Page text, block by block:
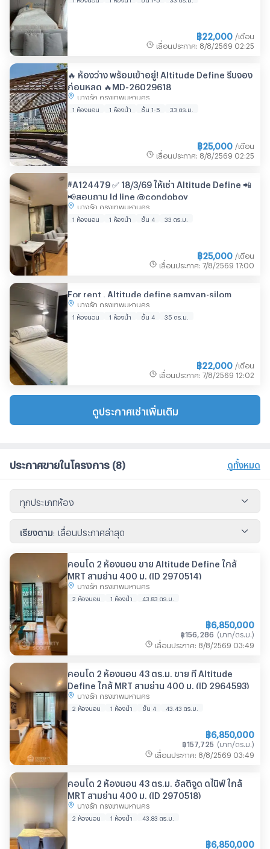
฿22,000 /เดือน
เลื่อนประกาศ : 8/8/2569 02:25
🔥 ห้องว่าง พร้อมเข้าอยู่! Altitude Define รีบจอง
ก่อนหลุด 🔥MD-26029618
บางรัก กรุงเทพมหานคร
1 ห้องนอน 1 ห้องน้ำ ชั้น 1-5 33 ตร.ม.
฿25,000 /เดือน
เลื่อนประกาศ : 8/8/2569 02:25
#A124479 ✅ 18/3/69 ให้เช่า Altitude Define 📲
📢สอบถาม ld line @condoboy
บางรัก กรุงเทพมหานคร
1 ห้องนอน 1 ห้องน้ำ ชั้น 4 33 ตร.ม.
฿25,000 /เดือน
เลื่อนประกาศ : 7/8/2569 17:00
For rent , Altitude define samyan-silom
บางรัก กรุงเทพมหานคร
1 ห้องนอน 1 ห้องน้ำ ชั้น 4 35 ตร.ม.
฿22,000 /เดือน
เลื่อนประกาศ : 7/8/2569 12:02
ดูประกาศเช่าเพิ่มเติม
ประกาศขายในโครงการ (8) ดูทั้งหมด
ทุกประเภทห้อง
เรียงตาม เลื่อนประกาศล่าสุด
คอนโด 2 ห้องนอน ขาย Altitude Define ใกล้
MRT สามย่าน 400 ม. (ID 2970514)
บางรัก กรุงเทพมหานคร
2 ห้องนอน 1 ห้องน้ำ 43.83 ตร.ม.
฿6,850,000
฿156,286 (บาท/ตร.ม. )
เลื่อนประกาศ : 8/8/2569 03:49
คอนโด 2 ห้องนอน 43 ตร.ม. ขาย ที่ Altitude
Define ใกล้ MRT สามย่าน 400 ม. (ID 2964593)
บางรัก กรุงเทพมหานคร
2 ห้องนอน 1 ห้องน้ำ ชั้น 4 43.43 ตร.ม.
฿6,850,000
฿157,725 (บาท/ตร.ม. )
เลื่อนประกาศ : 8/8/2569 03:49
คอนโด 2 ห้องนอน 43 ตร.ม. อัลติจูด ดไนิฟ์ ใกล้
MRT สามย่าน 400 ม. (ID 2970518)
บางรัก กรุงเทพมหานคร
2 ห้องนอน 1 ห้องน้ำ 43.83 ตร.ม.
฿6,850,000